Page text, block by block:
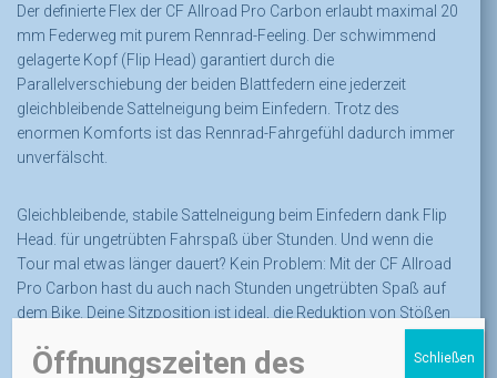
Der definierte Flex der CF Allroad Pro Carbon erlaubt maximal 20
mm Federweg mit purem Rennrad-Feeling. Der schwimmend
gelagerte Kopf (Flip Head) garantiert durch die
Parallelverschiebung der beiden Blattfedern eine jederzeit
gleichbleibende Sattelneigung beim Einfedern. Trotz des
enormen Komforts ist das Rennrad-Fahrgefühl dadurch immer
unverfälscht.
Gleichbleibende, stabile Sattelneigung beim Einfedern dank Flip
Head. für ungetrübten Fahrspaß über Stunden. Und wenn die
Tour mal etwas länger dauert? Kein Problem: Mit der CF Allroad
Pro Carbon hast du auch nach Stunden ungetrübten Spaß auf
dem Bike. Deine Sitzposition ist ideal, die Reduktion von Stößen
ermüdungsfrei und kannst den Fokus voll auf der Strecke und
Öffnungszeiten des Schließen